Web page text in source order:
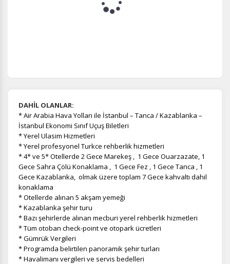
DAHİL OLANLAR:
* Air Arabia Hava Yolları ile İstanbul – Tanca / Kazablanka –
İstanbul Ekonomi Sınıf Uçuş Biletleri
* Yerel Ulasim Hizmetleri
* Yerel profesyonel Turkce rehberlik hizmetleri
* 4* ve 5* Otellerde 2 Gece Marekeş , 1 Gece Ouarzazate, 1
Gece Sahra Çölü Konaklama , 1 Gece Fez , 1 Gece Tanca , 1
Gece Kazablanka, olmak üzere toplam 7 Gece kahvaltı dahil
konaklama
* Otellerde alınan 5 akşam yemeği
* Kazablanka şehir turu
* Bazı şehirlerde alınan mecburi yerel rehberlik hizmetleri
* Tüm otoban check-point ve otopark ücretleri
* Gümrük Vergileri
* Programda belirtilen panoramik şehir turları
* Havalimanı vergileri ve servis bedelleri